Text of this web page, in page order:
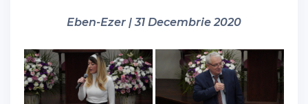
Eben-Ezer | 31 Decembrie 2020